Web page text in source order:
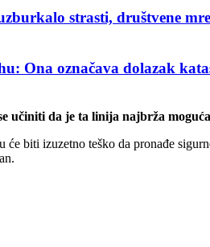
strasti, društvene
označava dolazak
učiniti da je ta linija najbrža
biti izuzetno teško da pronađe